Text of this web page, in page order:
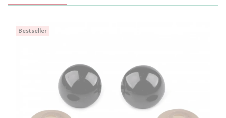
Bestseller